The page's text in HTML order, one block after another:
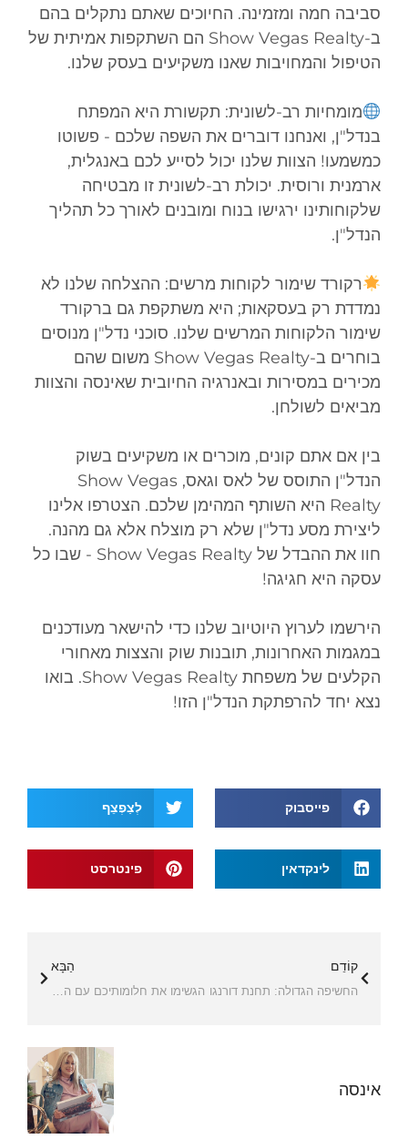
סביבה חמה ומזמינה. החיוכים שאתם נתקלים בהם
ב-Show Vegas Realty הם השתקפות אמיתית של
הטיפול והמחויבות שאנו משקיעים בעסק שלנו.
מומחיות רב-לשונית: תקשורת היא המפתח
בנדל"ן, ואנחנו דוברים את השפה שלכם - פשוטו
כמשמעו! הצוות שלנו יכול לסייע לכם באנגלית,
ארמנית ורוסית. יכולת רב-לשונית זו מבטיחה
שלקוחותינו ירגישו בנוח ומובנים לאורך כל תהליך
הנדל"ן.
רקורד שימור לקוחות מרשים: ההצלחה שלנו לא
נמדדת רק בעסקאות; היא משתקפת גם ברקורד
שימור הלקוחות המרשים שלנו. סוכני נדל"ן מנוסים
בוחרים ב-Show Vegas Realty משום שהם
מכירים במסירות ובאנרגיה החיובית שאינסה והצוות
מביאים לשולחן.
בין אם אתם קונים, מוכרים או משקיעים בשוק
הנדל"ן התוסס של לאס וגאס, Show Vegas
Realty היא השותף המהימן שלכם. הצטרפו אלינו
ליצירת מסע נדל"ן שלא רק מוצלח אלא גם מהנה.
חוו את ההבדל של Show Vegas Realty - שבו כל
עסקה היא חגיגה!
הירשמו לערוץ היוטיוב שלנו כדי להישאר מעודכנים
במגמות האחרונות, תובנות שוק והצצות מאחורי
הקלעים של משפחת Show Vegas Realty. בואו
נצא יחד להרפתקת הנדל"ן הזו!
פייסבוק לְצַפְצֵף
לינקדאין פינטרסט
קוֹדֵם
החשיפה הגדולה: תחנת דורנגו
הַבָּא
אינסה